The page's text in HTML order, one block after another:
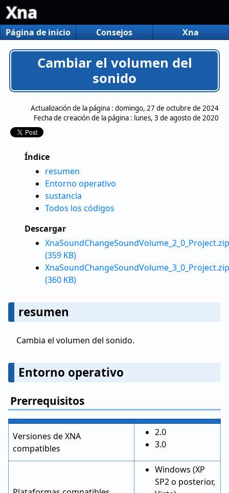
Xna
Página de inicio Consejos Xna
Cambiar el volumen del
sonido
Actualización de la página : domingo, 27 de octubre de 2024
Fecha de creación de la página : lunes, 3 de agosto de 2020
Índice
resumen
Entorno operativo
sustancia
Todos los códigos
Descargar
XnaSoundChangeSoundVolume_2_0_Project.zip
(359 KB)
XnaSoundChangeSoundVolume_3_0_Project.zip
(360 KB)
resumen
Cambia el volumen del sonido.
Entorno operativo
Prerrequisitos
Versiones de XNA
compatibles
2.0
3.0
Windows (XP
SP2 o posterior,